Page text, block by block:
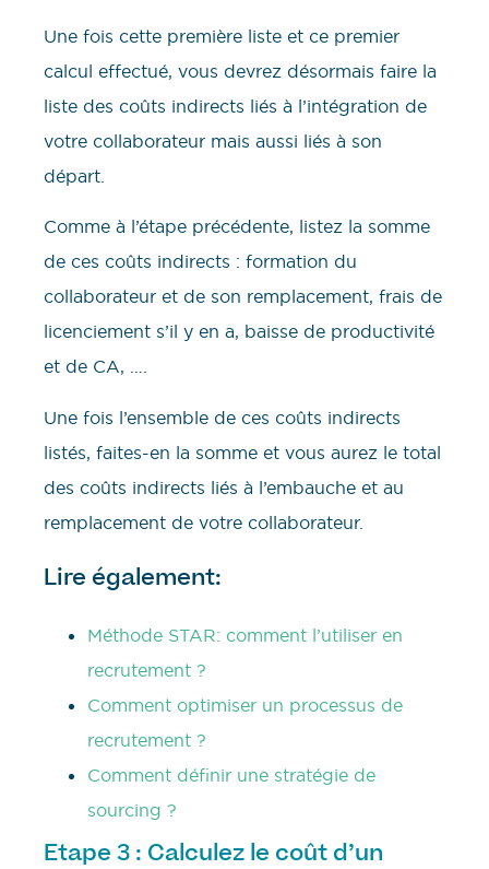
Une fois cette première liste et ce premier
calcul effectué, vous devrez désormais faire la
liste des coûts indirects liés à l’intégration de
votre collaborateur mais aussi liés à son
départ.
Comme à l’étape précédente, listez la somme
de ces coûts indirects : formation du
collaborateur et de son remplacement, frais de
licenciement s’il y en a, baisse de productivité
et de CA, ….
Une fois l’ensemble de ces coûts indirects
listés, faites-en la somme et vous aurez le total
des coûts indirects liés à l’embauche et au
remplacement de votre collaborateur.
Lire également:
Méthode STAR: comment l’utiliser en
recrutement ?
Comment optimiser un processus de
recrutement ?
Comment définir une stratégie de
sourcing ?
Etape 3 : Calculez le coût d’un